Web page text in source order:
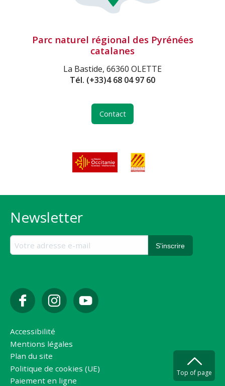
Parc naturel régional des Pyrénées
catalanes
La Bastide, 66360 OLETTE
Tél. (+33)4 68 04 97 60
Contact
Newsletter
Accessibilité
Mentions légales
Plan du site
Politique de cookies (UE)
Paiement en ligne
Top of page